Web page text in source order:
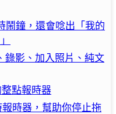
鬧鐘，還會唸出「我的
錄影、加入照片、純文
點報時器
報時器，幫助你停止拖